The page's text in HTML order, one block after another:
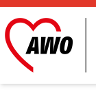
Zum Inhalt